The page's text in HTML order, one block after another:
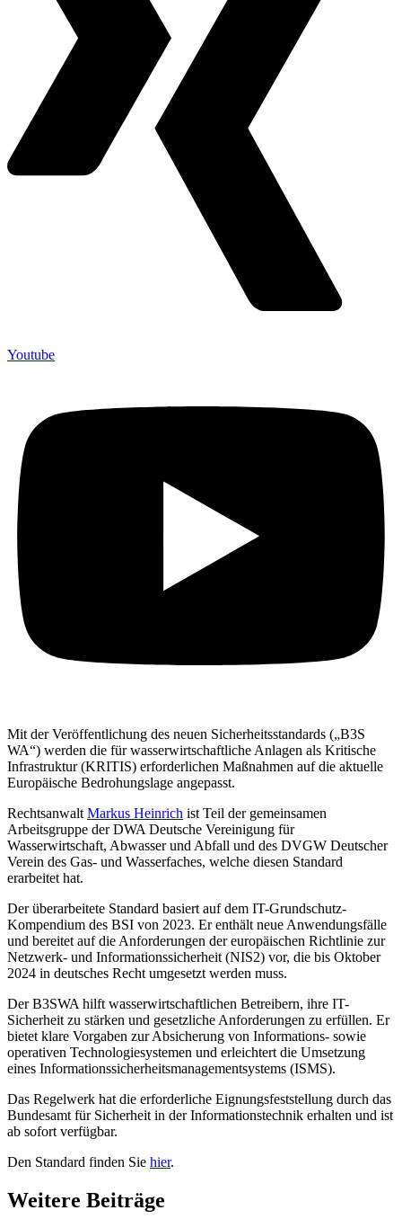
Youtube
Mit der Veröffentlichung des neuen Sicherheitsstandards („B3S
WA“) werden die für wasserwirtschaftliche Anlagen als Kritische
Infrastruktur (KRITIS) erforderlichen Maßnahmen auf die aktuelle
Europäische Bedrohungslage angepasst.
Rechtsanwalt Markus Heinrich ist Teil der gemeinsamen
Arbeitsgruppe der DWA Deutsche Vereinigung für
Wasserwirtschaft, Abwasser und Abfall und des DVGW Deutscher
Verein des Gas- und Wasserfaches, welche diesen Standard
erarbeitet hat.
Der überarbeitete Standard basiert auf dem IT-Grundschutz-
Kompendium des BSI von 2023. Er enthält neue Anwendungsfälle
und bereitet auf die Anforderungen der europäischen Richtlinie zur
Netzwerk- und Informationssicherheit (NIS2) vor, die bis Oktober
2024 in deutsches Recht umgesetzt werden muss.
Der B3SWA hilft wasserwirtschaftlichen Betreibern, ihre IT-
Sicherheit zu stärken und gesetzliche Anforderungen zu erfüllen. Er
bietet klare Vorgaben zur Absicherung von Informations- sowie
operativen Technologiesystemen und erleichtert die Umsetzung
eines Informationssicherheitsmanagementsystems (ISMS).
Das Regelwerk hat die erforderliche Eignungsfeststellung durch das
Bundesamt für Sicherheit in der Informationstechnik erhalten und ist
ab sofort verfügbar.
Den Standard finden Sie hier.
Weitere Beiträge